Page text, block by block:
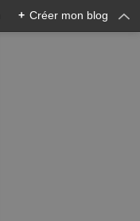
+ Créer mon blog